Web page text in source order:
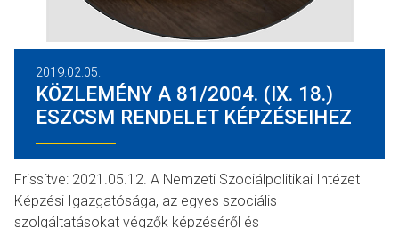
2019.02.05.
KÖZLEMÉNY A 81/2004. (IX. 18.)
ESZCSM RENDELET KÉPZÉSEIHEZ
Frissítve: 2021.05.12. A Nemzeti Szociálpolitikai Intézet
Képzési Igazgatósága, az egyes szociális
szolgáltatásokat végzők képzéséről és